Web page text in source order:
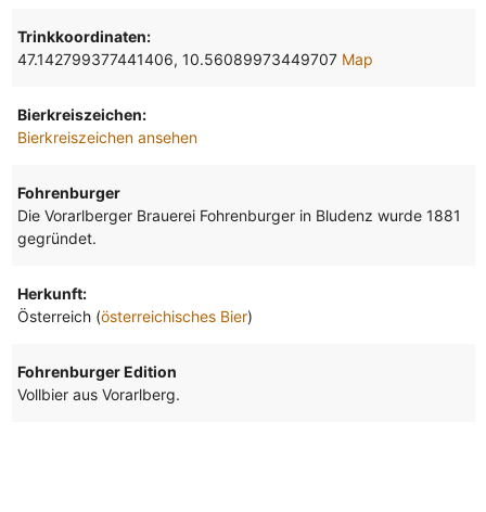
Trinkkoordinaten:
47.142799377441406, 10.56089973449707 Map
Bierkreiszeichen:
Bierkreiszeichen ansehen
Fohrenburger
Die Vorarlberger Brauerei Fohrenburger in Bludenz wurde 1881
gegründet.
Herkunft:
Österreich (österreichisches Bier)
Fohrenburger Edition
Vollbier aus Vorarlberg.